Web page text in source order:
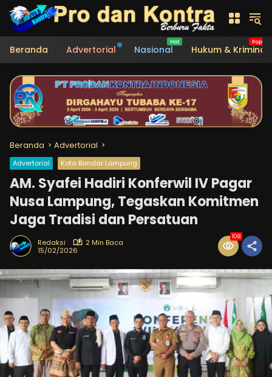
Langsung
konten
Beranda
Advertorial Nasional Hukum & Kriminal
Beranda Advertorial
Advertorial Kota Bandar Lampung
AM. Syafei Hadiri Konferwil IV Pagar
Nusa Lampung, Tegaskan Komitmen
Jaga Tradisi dan Persatuan
Redaksi
2 Min Baca
15/02/2026
108